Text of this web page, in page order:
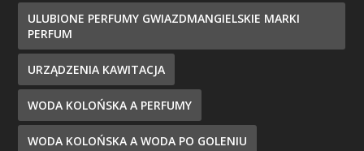
ULUBIONE PERFUMY GWIAZDMANGIELSKIE MARKI
PERFUM
URZĄDZENIA KAWITACJA
WODA KOLOŃSKA A PERFUMY
WODA KOLOŃSKA A WODA PO GOLENIU